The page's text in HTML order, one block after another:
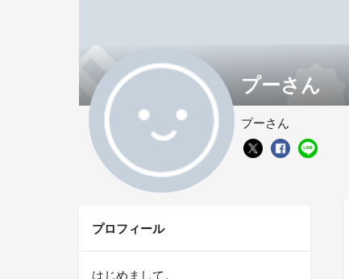
プーさん
プーさん
プロフィール
はじめまして。